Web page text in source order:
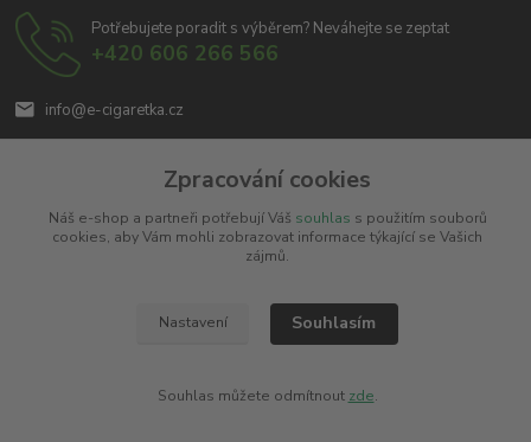
Potřebujete poradit s výběrem? Neváhejte se zeptat
+420 606 266 566
info@e-cigaretka.cz
Miroslav Černý - MCx.cz. Všechna práva vyhrazena.
Zpracování cookies
Náš e-shop a partneři potřebují Váš souhlas s použitím souborů
cookies, aby Vám mohli zobrazovat informace týkající se Vašich
zájmů.
Nastavení Souhlasím
Souhlas můžete odmítnout zde.